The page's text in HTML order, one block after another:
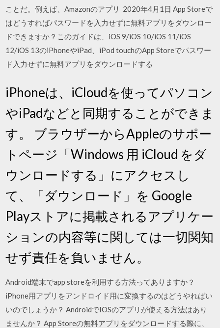
ことだ。例えば、Amazonのアプリ 2020年4月1日 App Storeで
はどうすればパスワードを入力せずに無料アプリをダウンロー
ドできますか？このガイドは、iOS 9/iOS 10/iOS 11/iOS
12/iOS 13のiPhoneやiPad、iPod touchのApp Storeでパスワー
ド入力せずに無料アプリをダウンロードする
iPhoneは、iCloudを使ってパソコン
やiPadなどと同期することができま
す。 ブラウザーからAppleのサポー
トページ「Windows 用 iCloud をダ
ウンロードする」にアクセスし
て、「ダウンロード」を Google
Playストアに掲載されるアプリケー
ションの内容等に関しては一切関知
せず責任を負いません。
Android端末でapp storeを利用する方法ってありますか？
iPhone用アプリをアンドロイド用に変換するのはどうやればい
いのでしょうか？ AndroidでIOSのアプリが使える方法はあり
ませんか？ App Storeの無料アプリをダウンロードする際に、